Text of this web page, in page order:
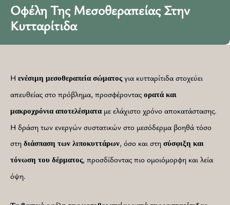
Οφέλη Της Μεσοθεραπείας Στην
Κυτταρίτιδα
Η ενέσιμη μεσοθεραπεία σώματοςγια κυτταρίτιδα στοχεύει
απευθείας στο πρόβλημα, προσφέροντας ορατά και
μακροχρόνια αποτελέσματαμε ελάχιστο χρόνο αποκατάστασης.
Η δράση των ενεργών συστατικών στο μεσόδερμα βοηθά τόσο
στη διάσπαση των λιποκυττάρων, όσο και στη σύσφιξη και
τόνωση του δέρματος, προσδίδοντας πιο ομοιόμορφη και λεία
όψη.